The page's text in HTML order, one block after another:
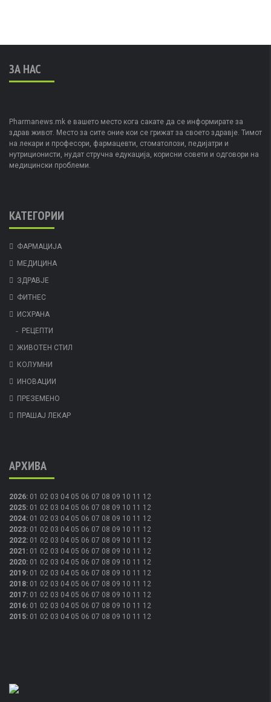
ЗА НАС
Pharmanews.mk е вашето место кога сакате да се информирате за
здрав живот. Место за сите оние кои се грижат за своето здравје. Тимот
на лекари и професори, фармацевти, стоматолози, педијатри и
нутриционисти, нудат стручна едукација, корисни совети и одговори на
медицински проблеми.
КАТЕГОРИИ
ФАРМАЦИЈА
МЕДИЦИНА
ЗДРАВЈЕ
ФИТНЕС
ИСХРАНА
РЕЦЕПТИ
ЖИВОТЕН СТИЛ
КОЛУМНИ
ИНОВАЦИИ
ПРЕЗЕМЕНО
ПРАШАЈ ЛЕКАР
АРХИВА
2026: 01 02 03 04 05 06 07 08 09 10 11 12
2025: 01 02 03 04 05 06 07 08 09 10 11 12
2024: 01 02 03 04 05 06 07 08 09 10 11 12
2023: 01 02 03 04 05 06 07 08 09 10 11 12
2022: 01 02 03 04 05 06 07 08 09 10 11 12
2021 : 01 02 03 04 05 06 07 08 09 10 11 12
2020: 01 02 03 04 05 06 07 08 09 10 11 12
2019: 01 02 03 04 05 06 07 08 09 10 11 12
2018: 01 02 03 04 05 06 07 08 09 10 11 12
2017: 01 02 03 04 05 06 07 08 09 10 11 12
2016: 01 02 03 04 05 06 07 08 09 10 11 12
2015: 01 02 03 04 05 06 07 08 09 10 11 12